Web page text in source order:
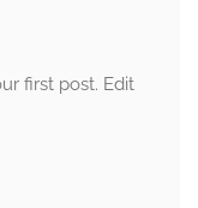
first post. Edit